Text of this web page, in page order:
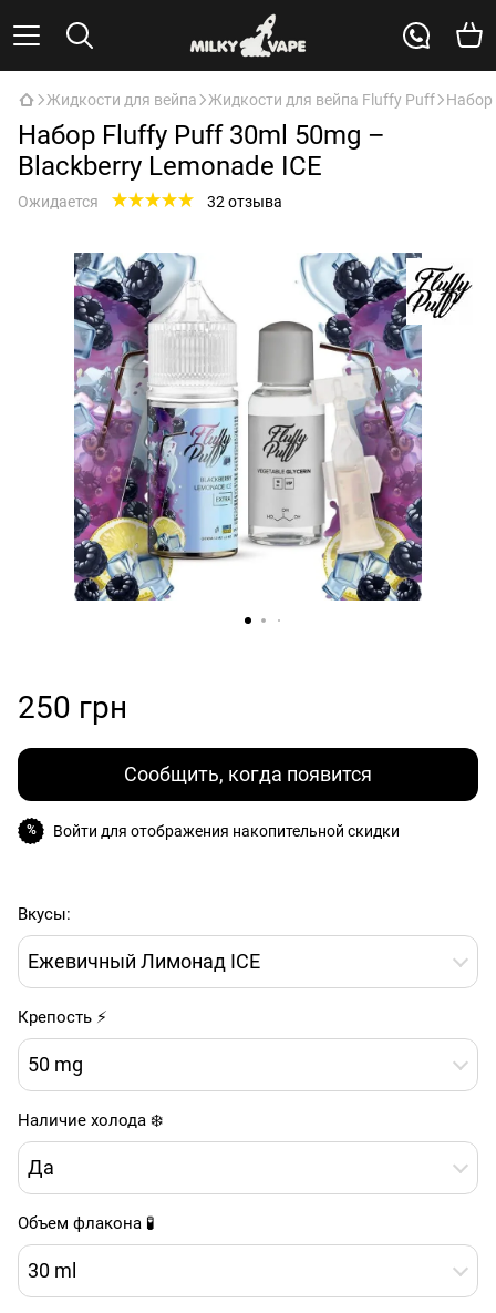
Жидкости для вейпа Жидкости для вейпа Fluffy Puff Набор
Набор Fluffy Puff 30ml 50mg –
Blackberry Lemonade ICE
Ожидается 32 отзыва
250 грн
Сообщить, когда появится
% Войти для отображения накопительной скидки
Вкусы:
Ежевичный Лимонад ICE
Крепость ⚡
50 mg
Наличие холода ❄️
Да
Объем флакона 🧪
30 ml